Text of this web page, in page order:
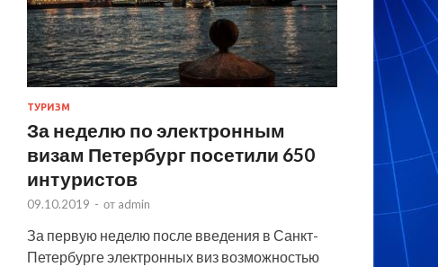
ТУРИЗМ
За неделю по электронным
визам Петербург посетили 650
интуристов
09.10.2019 - от admin
За первую неделю после введения в Санкт-
Петербурге электронных виз возможностью